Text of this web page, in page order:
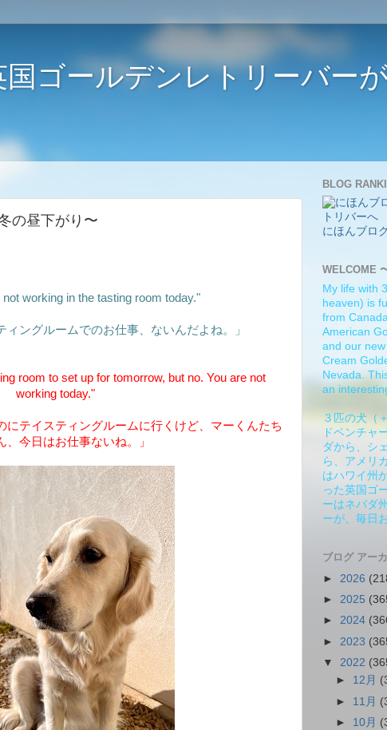
ゴールデンレトリーバー
の昼下がり〜
working in the tasting room today."
ングルームでのお仕事、ないんだよね。」
room to set up for tomorrow, but no. You are not
working today."
にテイスティングルームに行くけど、マーくんたち
、今日はお仕事ないね。」
BLOG
にほんブロ
WELCOME
My life with
heaven) is
from
American
and our
Cream
Nevada.
an
３匹の犬（
ドベンチャ
ダから、シ
ら、アメリ
はハワイ州
った英国ゴ
ーはネバダ
ーが、毎日
ブログ アー
► 2026
► 2025
► 2024
► 2023
▼ 2022
► 12月
► 11月
► 10月